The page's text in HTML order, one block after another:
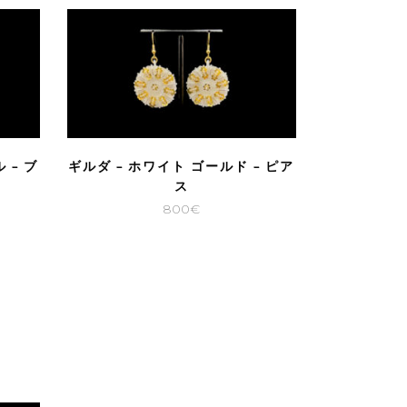
– ブ
ギルダ – ホワイト ゴールド – ピア
ス
800€